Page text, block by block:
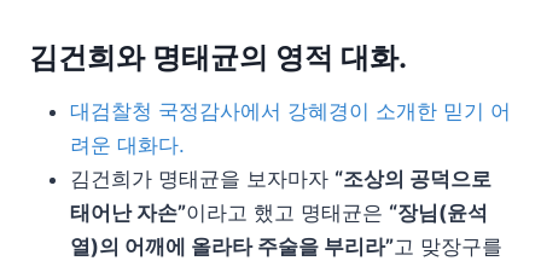
김건희와 명태균의 영적 대화.
대검찰청 국정감사에서 강혜경이 소개한 믿기 어
려운 대화다.
김건희가 명태균을 보자마자 “조상의 공덕으로
태어난 자손”이라고 했고 명태균은 “장님(윤석
열)의 어깨에 올라타 주술을 부리라”고 맞장구를